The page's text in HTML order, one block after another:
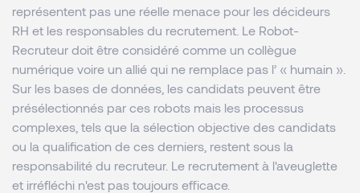
représentent pas une réelle menace pour les décideurs
RH et les responsables du recrutement. Le Robot-
Recruteur doit être considéré comme un collègue
numérique voire un allié qui ne remplace pas l’ « humain ».
Sur les bases de données, les candidats peuvent être
présélectionnés par ces robots mais les processus
complexes, tels que la sélection objective des candidats
ou la qualification de ces derniers, restent sous la
responsabilité du recruteur. Le recrutement à l'aveuglette
et irréfléchi n'est pas toujours efficace.